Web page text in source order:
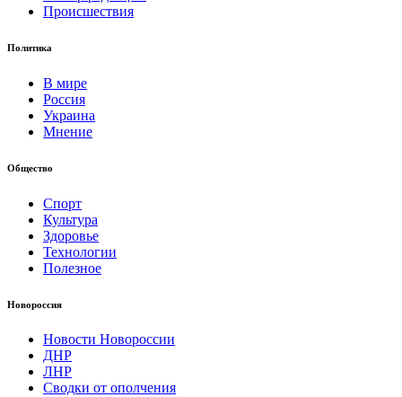
Происшествия
Политика
В мире
Россия
Украина
Мнение
Общество
Спорт
Культура
Здоровье
Технологии
Полезное
Новороссия
Новости Новороссии
ДНР
ЛНР
Сводки от ополчения